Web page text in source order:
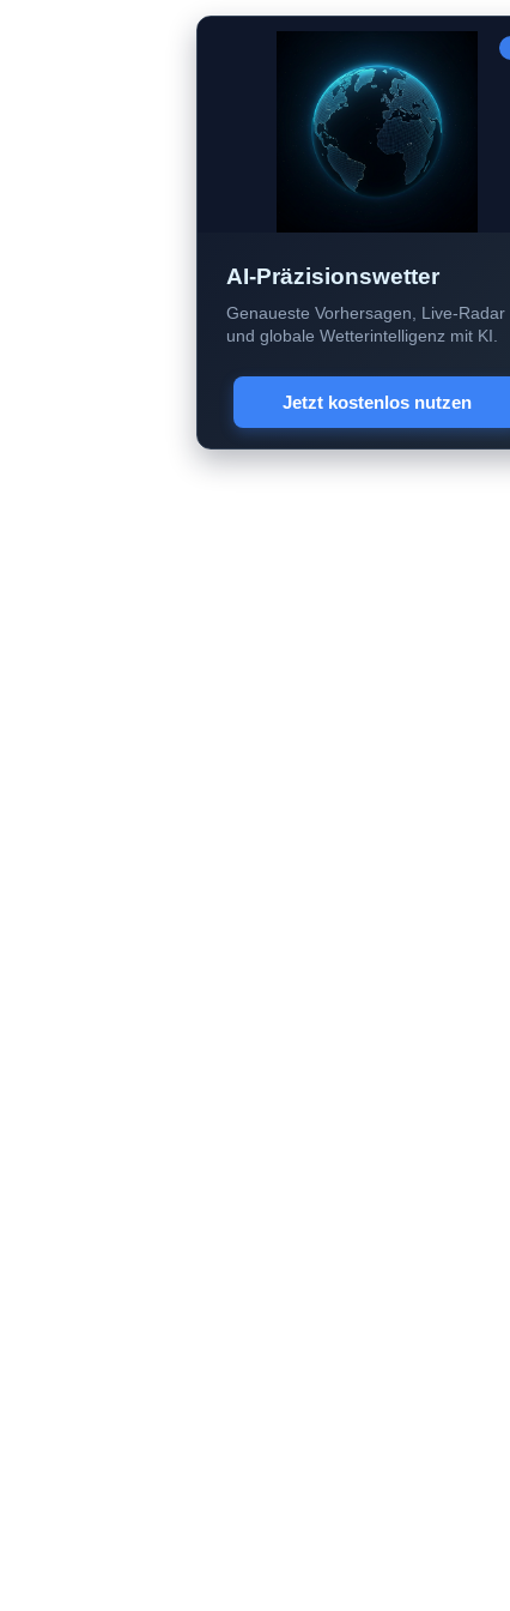
AI-Präzisionswetter
Genaueste Vorhersagen, Live-Radar
und globale Wetterintelligenz mit KI.
Jetzt kostenlos nutzen